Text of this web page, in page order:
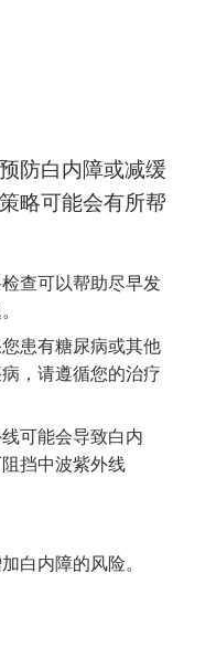
防白内障或减缓
略可能会有所帮
查可以帮助尽早发
患有糖尿病或其他
，请遵循您的治疗
可能会导致白内
挡中波紫外线
白内障的风险。